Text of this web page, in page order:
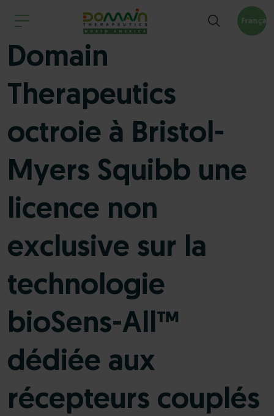
Français
Domain
Therapeutics
octroie à Bristol-
Myers Squibb une
licence non
exclusive sur la
technologie
bioSens-All™
dédiée aux
récepteurs couplés